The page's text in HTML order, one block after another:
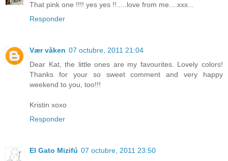
That pink one !!!! yes yes !!.....love from me....xxx...
Responder
Vær våken 07 octubre, 2011 21:04
Dear Kat, the little ones are my favourites. Lovely colors!
Thanks for your so sweet comment and very happy
weekend to you, too!!!
Kristin xoxo
Responder
El Gato Mizifú 07 octubre, 2011 23:50